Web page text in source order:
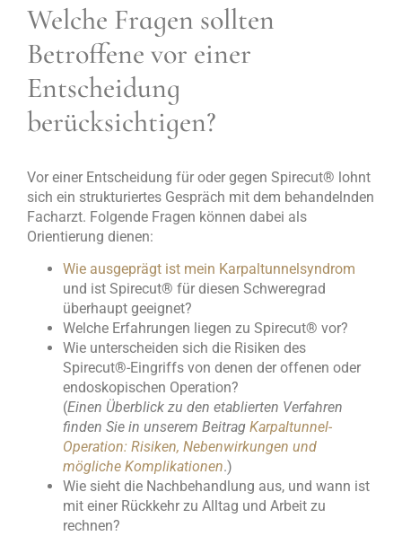
Welche Fragen sollten
Betroffene vor einer
Entscheidung
berücksichtigen?
Vor einer Entscheidung für oder gegen Spirecut® lohnt
sich ein strukturiertes Gespräch mit dem behandelnden
Facharzt. Folgende Fragen können dabei als
Orientierung dienen:
Wie ausgeprägt ist mein Karpaltunnelsyndrom
und ist Spirecut® für diesen Schweregrad
überhaupt geeignet?
Welche Erfahrungen liegen zu Spirecut® vor?
Wie unterscheiden sich die Risiken des
Spirecut®-Eingriffs von denen der offenen oder
endoskopischen Operation?
(Einen Überblick zu den etablierten Verfahren
finden Sie in unserem Beitrag Karpaltunnel-
Operation: Risiken, Nebenwirkungen und
mögliche Komplikationen.)
Wie sieht die Nachbehandlung aus, und wann ist
mit einer Rückkehr zu Alltag und Arbeit zu
rechnen?